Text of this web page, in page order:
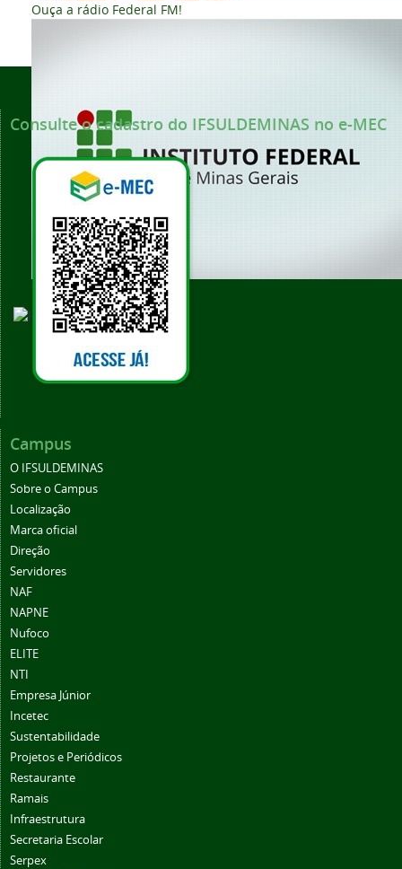
Ouça a rádio Federal FM!
Vídeo Institucional
Consulte o cadastro do IFSULDEMINAS no e-MEC
Campus
O IFSULDEMINAS
Sobre o Campus
Localização
Marca oficial
Direção
Servidores
NAF
NAPNE
Nufoco
ELITE
NTI
Empresa Júnior
Incetec
Sustentabilidade
Projetos e Periódicos
Restaurante
Ramais
Infraestrutura
Secretaria Escolar
Serpex